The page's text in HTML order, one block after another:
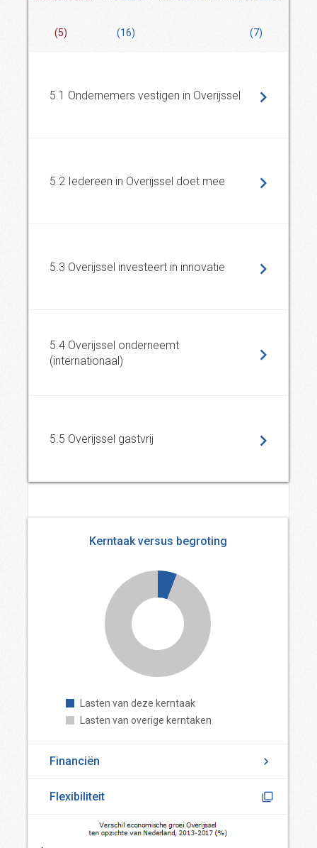
(5) (16) (7)
5.1 Ondernemers vestigen in Overijssel
5.2 Iedereen in Overijssel doet mee
5.3 Overijssel investeert in innovatie
5.4 Overijssel onderneemt
(internationaal)
5.5 Overijssel gastvrij
Kerntaak versus begroting
Lasten van deze kerntaak
Lasten van overige kerntaken
Financiën
Flexibiliteit